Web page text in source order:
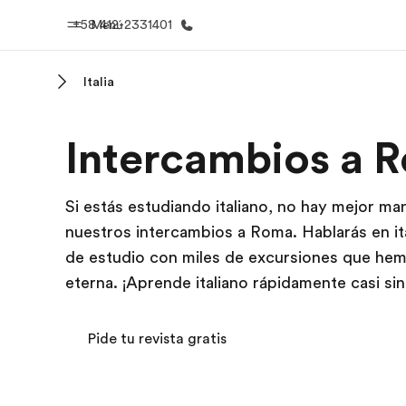
Menú
+58 412-2331401
Bienvenido a EF Ver todo lo
Italia
Intercambios a
Si estás estudiando italiano, no hay mejor
nuestros intercambios a Roma. Hablarás en
de estudio con miles de excursiones que
eterna. ¡Aprende italiano rápidamente casi
Pide tu revista gratis